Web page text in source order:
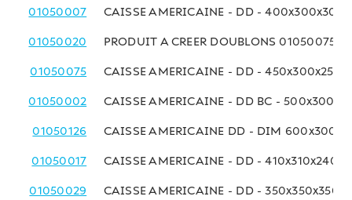
01050007 CAISSE AMERICAINE - DD - 400x300x300
01050020 PRODUIT A CREER DOUBLONS 01050075
01050075 CAISSE AMERICAINE - DD - 450x300x250
01050002 CAISSE AMERICAINE - DD BC -
01050126 CAISSE AMERICAINE DD - DIM
01050017 CAISSE AMERICAINE - DD - 410x310x240
01050029 CAISSE AMERICAINE - DD - 350x350x350